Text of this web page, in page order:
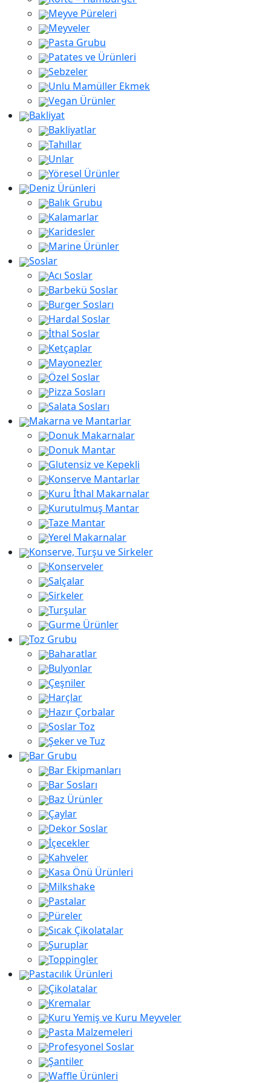
Meyve Püreleri
Meyveler
Pasta Grubu
Patates ve Ürünleri
Sebzeler
Unlu Mamüller Ekmek
Vegan Ürünler
Bakliyat
Bakliyatlar
Tahıllar
Unlar
Yöresel Ürünler
Deniz Ürünleri
Balık Grubu
Kalamarlar
Karidesler
Marine Ürünler
Soslar
Acı Soslar
Barbekü Soslar
Burger Sosları
Hardal Soslar
İthal Soslar
Ketçaplar
Mayonezler
Özel Soslar
Pizza Sosları
Salata Sosları
Makarna ve Mantarlar
Donuk Makarnalar
Donuk Mantar
Glutensiz ve Kepekli
Konserve Mantarlar
Kuru İthal Makarnalar
Kurutulmuş Mantar
Taze Mantar
Yerel Makarnalar
Konserve, Turşu ve Sirkeler
Konserveler
Salçalar
Sirkeler
Turşular
Gurme Ürünler
Toz Grubu
Baharatlar
Bulyonlar
Çeşniler
Harçlar
Hazır Çorbalar
Soslar Toz
Şeker ve Tuz
Bar Grubu
Bar Ekipmanları
Bar Sosları
Baz Ürünler
Çaylar
Dekor Soslar
İçecekler
Kahveler
Kasa Önü Ürünleri
Milkshake
Pastalar
Püreler
Sıcak Çikolatalar
Şuruplar
Toppingler
Pastacılık Ürünleri
Çikolatalar
Kremalar
Kuru Yemiş ve Kuru Meyveler
Pasta Malzemeleri
Profesyonel Soslar
Şantiler
Waffle Ürünleri